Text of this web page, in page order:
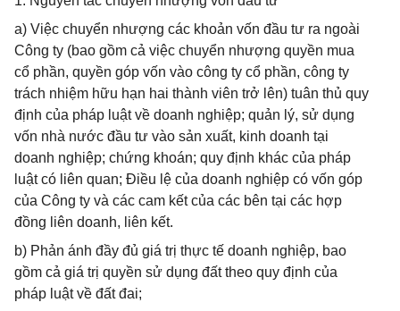
a) Việc chuyển nhượng các khoản vốn đầu tư ra ngoài
Công ty (bao gồm cả việc chuyển nhượng quyền mua
cổ phần, quyền góp vốn vào công ty cổ phần, công ty
trách nhiệm hữu hạn hai thành viên trở lên) tuân thủ quy
định của pháp luật về doanh nghiệp; quản lý, sử dụng
vốn nhà nước đầu tư vào sản xuất, kinh doanh tại
doanh nghiệp; chứng khoán; quy định khác của pháp
luật có liên quan; Điều lệ của doanh nghiệp có vốn góp
của Công ty và các cam kết của các bên tại các hợp
đồng liên doanh, liên kết.
b) Phản ánh đầy đủ giá trị thực tế doanh nghiệp, bao
gồm cả giá trị quyền sử dụng đất theo quy định của
pháp luật về đất đai;